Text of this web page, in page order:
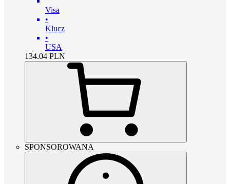
Visa
•
Klucz
•
USA
134.04 PLN
SPONSOROWANA